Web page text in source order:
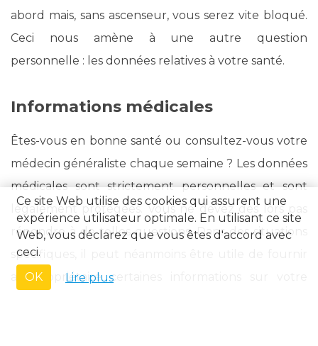
abord mais, sans ascenseur, vous serez vite bloqué.
Ceci nous amène à une autre question
personnelle : les données relatives à votre santé.
Informations médicales
Êtes-vous en bonne santé ou consultez-vous votre
médecin généraliste chaque semaine ? Les données
médicales sont strictement personnelles et sont
légalement protégées. Vous ne devez dès lors pas
répondre à de telles questions. Dans des situations
spécifiques, il peut néanmoins être utile de fournir
au propriétaire certaines informations sur votre
Ce site Web utilise des cookies qui assurent une
expérience utilisateur optimale. En utilisant ce site
Web, vous déclarez que vous êtes d'accord avec
ceci.
OK
Lire plus